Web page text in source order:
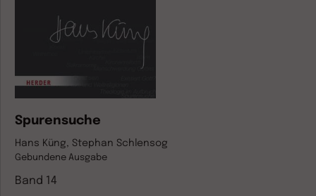
Spurensuche
Hans Küng, Stephan Schlensog
Gebundene Ausgabe
Band 14